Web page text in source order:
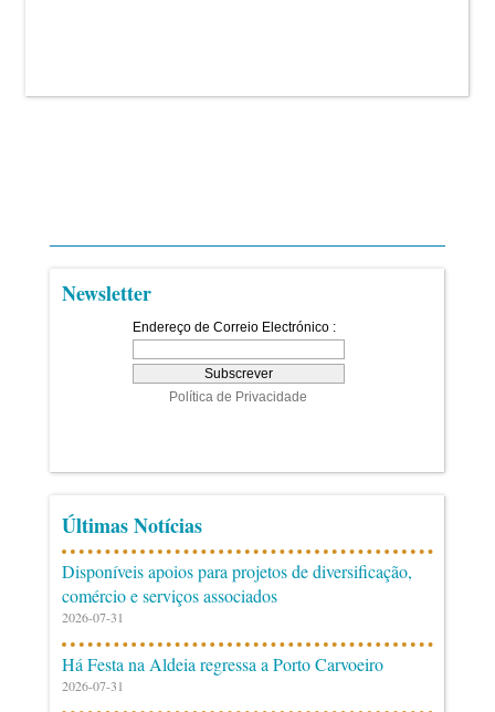
Newsletter
Últimas Notícias
Disponíveis apoios para projetos de diversificação,
comércio e serviços associados
2026-07-31
Há Festa na Aldeia regressa a Porto Carvoeiro
2026-07-31